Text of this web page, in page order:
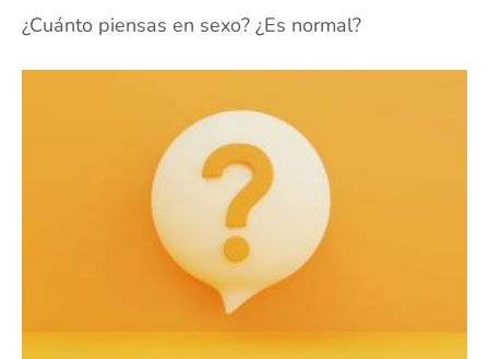
¿Cuánto piensas en sexo? ¿Es normal?